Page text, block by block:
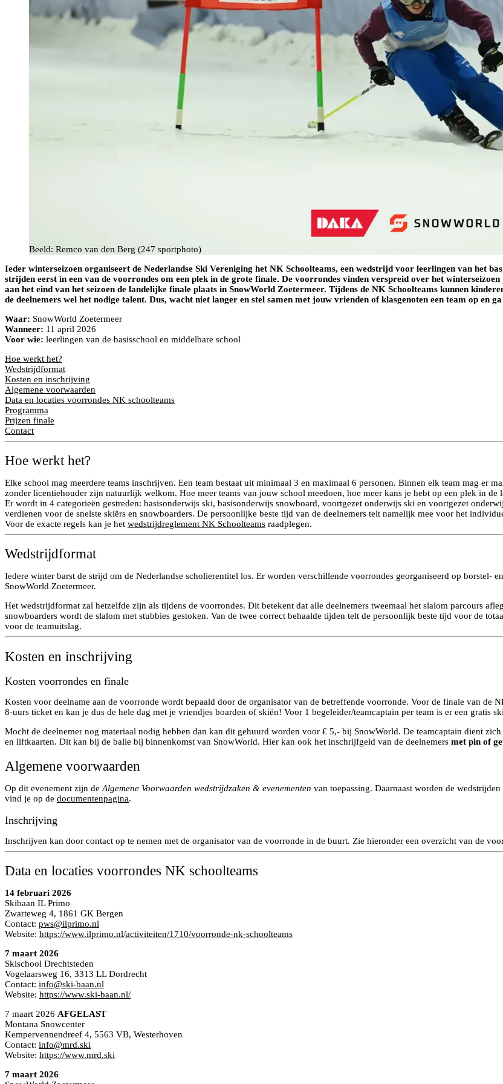
Beeld: Remco van den Berg (247 sportphoto)
Ieder winterseizoen organiseert de Nederlandse Ski Vereniging het NK Schoolteams, een wedstrijd voor leerlingen van het
strijden eerst in een van de voorrondes om een plek in de grote finale. De voorrondes vinden verspreid over het
aan het eind van het seizoen de landelijke finale plaats in SnowWorld Zoetermeer. Tijdens de NK Schoolteams kunnen
de deelnemers wel het nodige talent. Dus, wacht niet langer en stel samen met jouw vrienden of klasgenoten een team op en
Waar: SnowWorld Zoetermeer
Wanneer: 11 april 2026
Voor wie: leerlingen van de basisschool en middelbare school
Hoe werkt het?
Wedstrijdformat
Kosten en inschrijving
Algemene voorwaarden
Data en locaties voorrondes NK schoolteams
Programma
Prijzen finale
Contact
Hoe werkt het?
Elke school mag meerdere teams inschrijven. Een team bestaat uit minimaal 3 en maximaal 6 personen. Binnen elk team mag er
zonder licentiehouder zijn natuurlijk welkom. Hoe meer teams van jouw school meedoen, hoe meer kans je hebt op een plek in de
Er wordt in 4 categorieën gestreden: basisonderwijs ski, basisonderwijs snowboard, voortgezet onderwijs ski en voortgezet
verdienen voor de snelste skiërs en snowboarders. De persoonlijke beste tijd van de deelnemers telt namelijk mee voor het
Voor de exacte regels kan je het wedstrijdreglement NK Schoolteams raadplegen.
Wedstrijdformat
Iedere winter barst de strijd om de Nederlandse scholierentitel los. Er worden verschillende voorrondes georganiseerd op borstel-
SnowWorld Zoetermeer.
Het wedstrijdformat zal hetzelfde zijn als tijdens de voorrondes. Dit betekent dat alle deelnemers tweemaal het slalom parcours
snowboarders wordt de slalom met stubbies gestoken. Van de twee correct behaalde tijden telt de persoonlijk beste tijd voor de
voor de teamuitslag.
Kosten en inschrijving
Kosten voorrondes en finale
Kosten voor deelname aan de voorronde wordt bepaald door de organisator van de betreffende voorronde. Voor de finale van de
8-uurs ticket en kan je dus de hele dag met je vriendjes boarden of skiën! Voor 1 begeleider/teamcaptain per team is er een gratis
Mocht de deelnemer nog materiaal nodig hebben dan kan dit gehuurd worden voor € 5,- bij SnowWorld. De teamcaptain dient
en liftkaarten. Dit kan bij de balie bij binnenkomst van SnowWorld. Hier kan ook het inschrijfgeld van de deelnemers met pin of
Algemene voorwaarden
Op dit evenement zijn de Algemene Voorwaarden wedstrijdzaken & evenementen van toepassing. Daarnaast worden de
vind je op de documentenpagina.
Inschrijving
Inschrijven kan door contact op te nemen met de organisator van de voorronde in de buurt. Zie hieronder een overzicht van de
Data en locaties voorrondes NK schoolteams
14 februari 2026
Skibaan IL Primo
Zwarteweg 4, 1861 GK Bergen
Contact: pws@ilprimo.nl
Website: https://www.ilprimo.nl/activiteiten/1710/voorronde-nk-schoolteams
7 maart 2026
Skischool Drechtsteden
Vogelaarsweg 16, 3313 LL Dordrecht
Contact: info@ski-baan.nl
Website: https://www.ski-baan.nl/
7 maart 2026 AFGELAST
Montana Snowcenter
Kempervennendreef 4, 5563 VB, Westerhoven
Contact: info@mrd.ski
Website: https://www.mrd.ski
7 maart 2026